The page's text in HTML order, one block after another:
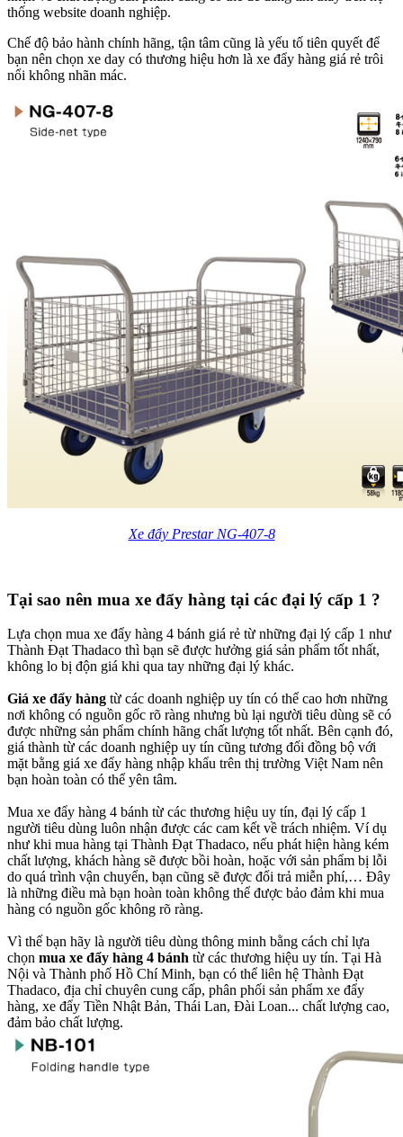
thống website doanh nghiệp.
Chế độ bảo hành chính hãng, tận tâm cũng là yếu tố tiên quyết để
bạn nên chọn xe day có thương hiệu hơn là xe đẩy hàng giá rẻ trôi
nổi không nhãn mác.
Xe đẩy Prestar NG-407-8
Tại sao nên mua xe đẩy hàng tại các đại lý cấp 1 ?
Lựa chọn mua xe đẩy hàng 4 bánh giá rẻ từ những đại lý cấp 1 như
Thành Đạt Thadaco thì bạn sẽ được hưởng giá sản phẩm tốt nhất,
không lo bị độn giá khi qua tay những đại lý khác.
Giá xe đẩy hàng từ các doanh nghiệp uy tín có thể cao hơn những
nơi không có nguồn gốc rõ ràng nhưng bù lại người tiêu dùng sẽ có
được những sản phẩm chính hãng chất lượng tốt nhất. Bên cạnh đó,
giá thành từ các doanh nghiệp uy tín cũng tương đối đồng bộ với
mặt bằng giá xe đẩy hàng nhập khẩu trên thị trường Việt Nam nên
bạn hoàn toàn có thể yên tâm.
Mua xe đẩy hàng 4 bánh từ các thương hiệu uy tín, đại lý cấp 1
người tiêu dùng luôn nhận được các cam kết về trách nhiệm. Ví dụ
như khi mua hàng tại Thành Đạt Thadaco, nếu phát hiện hàng kém
chất lượng, khách hàng sẽ được bồi hoàn, hoặc với sản phẩm bị lỗi
do quá trình vận chuyển, bạn cũng sẽ được đổi trả miễn phí,… Đây
là những điều mà bạn hoàn toàn không thể được bảo đảm khi mua
hàng có nguồn gốc không rõ ràng.
Vì thế bạn hãy là người tiêu dùng thông minh bằng cách chỉ lựa
chọn mua xe đẩy hàng 4 bánh từ các thương hiệu uy tín. Tại Hà
Nội và Thành phố Hồ Chí Minh, bạn có thể liên hệ Thành Đạt
Thadaco, địa chỉ chuyên cung cấp, phân phối sản phẩm xe đẩy
hàng, xe đẩy Tiền Nhật Bản, Thái Lan, Đài Loan... chất lượng cao,
đảm bảo chất lượng.